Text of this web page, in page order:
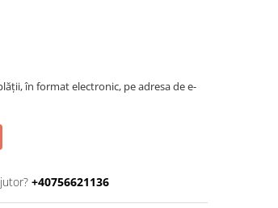
în format electronic, pe adresa de e-
+40756621136